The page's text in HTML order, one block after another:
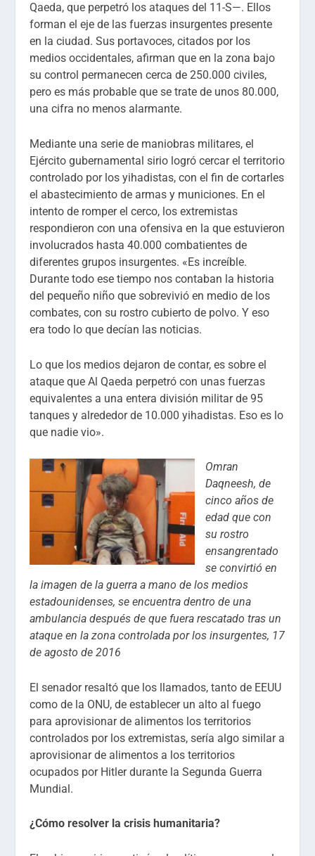
Qaeda, que perpetró los ataques del 11-S—. Ellos
forman el eje de las fuerzas insurgentes presente
en la ciudad. Sus portavoces, citados por los
medios occidentales, afirman que en la zona bajo
su control permanecen cerca de 250.000 civiles,
pero es más probable que se trate de unos 80.000,
una cifra no menos alarmante.
Mediante una serie de maniobras militares, el
Ejército gubernamental sirio logró cercar el territorio
controlado por los yihadistas, con el fin de cortarles
el abastecimiento de armas y municiones. En el
intento de romper el cerco, los extremistas
respondieron con una ofensiva en la que estuvieron
involucrados hasta 40.000 combatientes de
diferentes grupos insurgentes. «Es increíble.
Durante todo ese tiempo nos contaban la historia
del pequeño niño que sobrevivió en medio de los
combates, con su rostro cubierto de polvo. Y eso
era todo lo que decían las noticias.
Lo que los medios dejaron de contar, es sobre el
ataque que Al Qaeda perpetró con unas fuerzas
equivalentes a una entera división militar de 95
tanques y alrededor de 10.000 yihadistas. Eso es lo
que nadie vio».
Omran
Daqneesh, de
cinco años de
edad que con
su rostro
ensangrentado
se convirtió en
la imagen de la guerra a mano de los medios
estadounidenses, se encuentra dentro de una
ambulancia después de que fuera rescatado tras un
ataque en la zona controlada por los insurgentes, 17
de agosto de 2016
El senador resaltó que los llamados, tanto de EEUU
como de la ONU, de establecer un alto al fuego
para aprovisionar de alimentos los territorios
controlados por los extremistas, sería algo similar a
aprovisionar de alimentos a los territorios
ocupados por Hitler durante la Segunda Guerra
Mundial.
¿Cómo resolver la crisis humanitaria?